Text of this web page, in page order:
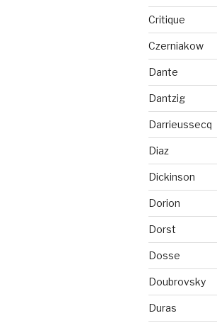
Critique
Czerniakow
Dante
Dantzig
Darrieussecq
Diaz
Dickinson
Dorion
Dorst
Dosse
Doubrovsky
Duras